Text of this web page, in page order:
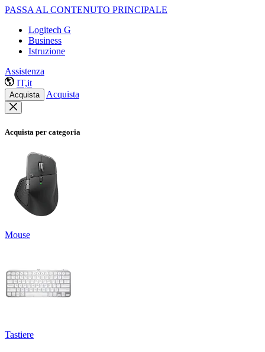
PASSA AL CONTENUTO PRINCIPALE
Logitech G
Business
Istruzione
Assistenza
IT,it
Acquista Acquista
Acquista per categoria
Mouse
Tastiere